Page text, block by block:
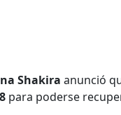
Shakira anunció
para poderse